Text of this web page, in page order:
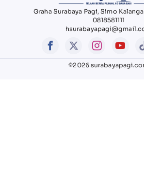
Graha Surabaya Pagi, Simo
0818581111
©2026